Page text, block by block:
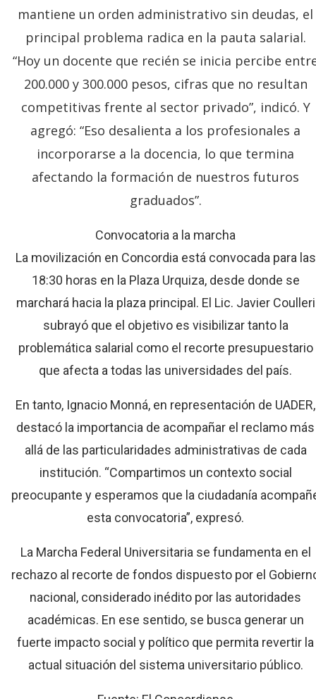
mantiene un orden administrativo sin deudas, el
principal problema radica en la pauta salarial.
“Hoy un docente que recién se inicia percibe
200.000 y 300.000 pesos, cifras que no resultan
competitivas frente al sector privado”, indicó. Y
agregó: “Eso desalienta a los profesionales a
incorporarse a la docencia, lo que termina
afectando la formación de nuestros futuros
graduados”.
Convocatoria a la marcha
La movilización en Concordia está convocada para las
18:30 horas en la Plaza Urquiza, desde donde se
marchará hacia la plaza principal. El Lic. Javier Coulleri
subrayó que el objetivo es visibilizar tanto la
problemática salarial como el recorte presupuestario
que afecta a todas las universidades del país.
En tanto, Ignacio Monná, en representación de UADER,
destacó la importancia de acompañar el reclamo más
allá de las particularidades administrativas de cada
institución. “Compartimos un contexto social
preocupante y esperamos que la ciudadanía
esta convocatoria”, expresó.
La Marcha Federal Universitaria se fundamenta en el
rechazo al recorte de fondos dispuesto por el
nacional, considerado inédito por las autoridades
académicas. En ese sentido, se busca generar un
fuerte impacto social y político que permita revertir la
actual situación del sistema universitario público.